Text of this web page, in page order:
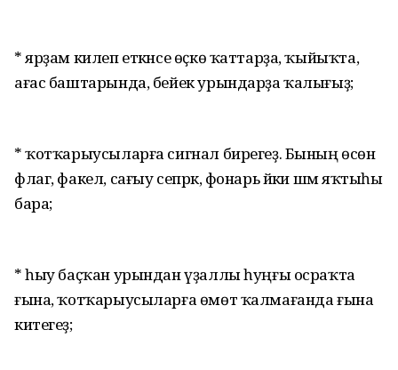
* ярҙам килеп еткәнсе өҫкө ҡаттарҙа, ҡыйыҡта,
ағас баштарында, бейек урындарҙа ҡалығыҙ;
* ҡотҡарыусыларға сигнал бирегеҙ. Бының өсөн
флаг, факел, сағыу сепрәк, фонарь йәки шәм яҡтыһы
бара;
* һыу баҫҡан урындан үҙаллы һуң­ғы осраҡта
ғына, ҡотҡа­рыу­сы­ларға өмөт ҡалмағанда ғына
китегеҙ;